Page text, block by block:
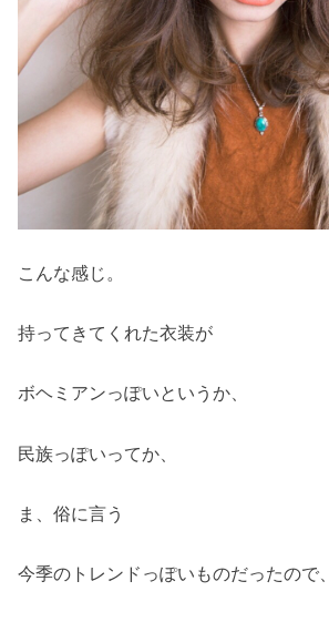
こんな感じ。
持ってきてくれた衣装が
ボヘミアンっぽいというか、
民族っぽいってか、
ま、俗に言う
今季のトレンドっぽいものだったので、